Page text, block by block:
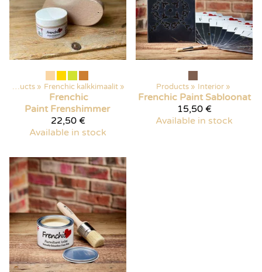
Products ‪» Frenchic kalkkimaalit ‪»
Frenchic
Paint Frenshimmer
22,50 €
Available in stock
Products ‪» Interior ‪»
Frenchic Paint Sabloonat
15,50 €
Available in stock